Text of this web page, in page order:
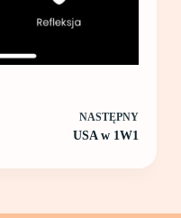
NASTĘPNY
USA w 1W1